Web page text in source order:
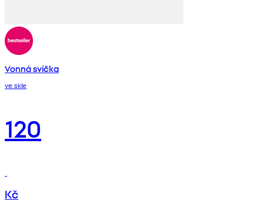
Vonná svíčka
ve skle
120
Kč